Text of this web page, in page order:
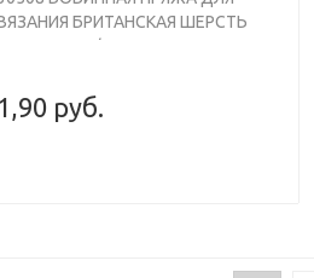
БРИТАНСКАЯ ШЕРСТЬ
100% , 930М/100ГР, БЕЖЕВО-
BRITISH WOOL
1,90 руб.